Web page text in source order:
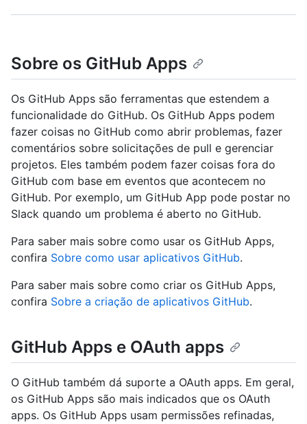
Sobre os GitHub Apps
Os GitHub Apps são ferramentas que estendem a
funcionalidade do GitHub. Os GitHub Apps podem
fazer coisas no GitHub como abrir problemas, fazer
comentários sobre solicitações de pull e gerenciar
projetos. Eles também podem fazer coisas fora do
GitHub com base em eventos que acontecem no
GitHub. Por exemplo, um GitHub App pode postar no
Slack quando um problema é aberto no GitHub.
Para saber mais sobre como usar os GitHub Apps,
confira Sobre como usar aplicativos GitHub.
Para saber mais sobre como criar os GitHub Apps,
confira Sobre a criação de aplicativos GitHub.
GitHub Apps e OAuth apps
O GitHub também dá suporte a OAuth apps. Em geral,
os GitHub Apps são mais indicados que os OAuth
apps. Os GitHub Apps usam permissões refinadas,